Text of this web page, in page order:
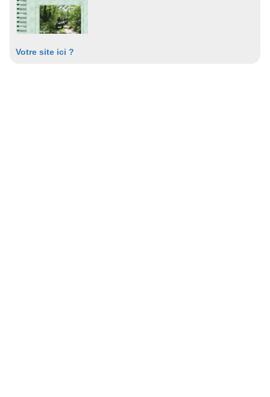
Votre site ici ?